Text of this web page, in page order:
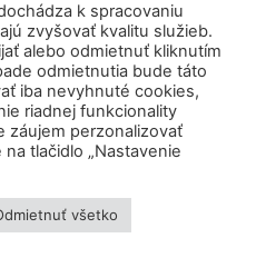
k spracovaniu
zvyšovať kvalitu služieb.
alebo odmietnuť kliknutím
odmietnutia bude táto
iba nevyhnuté cookies,
riadnej funkcionality
záujem perzonalizovať
tlačidlo „Nastavenie
všetko